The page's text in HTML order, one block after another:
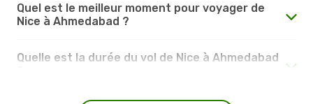
Quel est le meilleur moment pour voyager de
Nice à Ahmedabad ?
Quelle est la durée du vol de Nice à Ahmedabad